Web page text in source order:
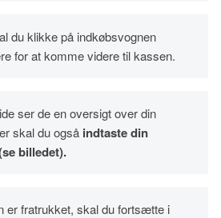
du klikke på indkøbsvognen
for at komme videre til kassen.
ser de en oversigt over din
skal du også indtaste din
billedet).
er fratrukket, skal du fortsætte i